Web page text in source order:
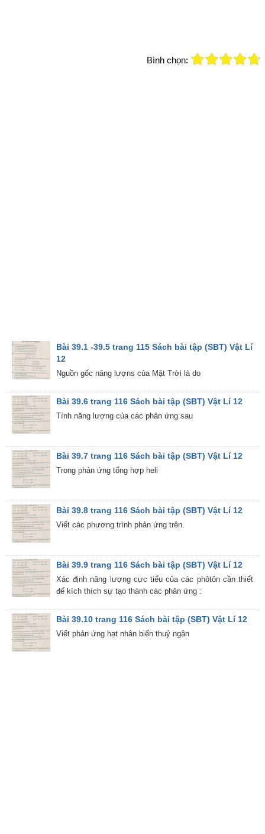
Bình chọn:
Bài 39.1 -39.5 trang 115 Sách bài tập (SBT) Vật Lí
12
Nguồn gốc năng lượns của Mặt Trời là do
Bài 39.6 trang 116 Sách bài tập (SBT) Vật Lí 12
Tính năng lượng của các phản ứng sau
Bài 39.7 trang 116 Sách bài tập (SBT) Vật Lí 12
Trong phản ứng tổng hợp heli
Bài 39.8 trang 116 Sách bài tập (SBT) Vật Lí 12
Viết các phương trình phản ứng trên.
Bài 39.9 trang 116 Sách bài tập (SBT) Vật Lí 12
Xác định năng lượng cực tiểu của các phôtôn cần thiết
để kích thích sự tạo thành các phản ứng :
Bài 39.10 trang 116 Sách bài tập (SBT) Vật Lí 12
Viết phản ứng hạt nhân biến thuỷ ngân